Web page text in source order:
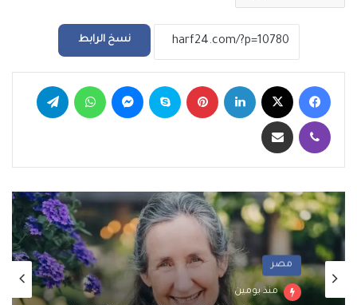
نسخ الرابط
فيسبوك لينكدإن بينتيريست سكايب ماسنجر واتساب
ڤايبر مشاركة عبر البريد
مصر
منذ يومين